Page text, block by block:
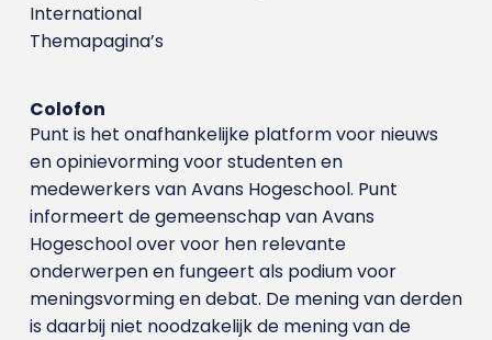
International
Themapagina’s
Colofon
Punt is het onafhankelijke platform voor nieuws
en opinievorming voor studenten en
medewerkers van Avans Hoge­school. Punt
informeert de gemeenschap van Avans
Hogeschool over voor hen relevante
onderwerpen en fungeert als podium voor
meningsvorming en debat. De mening van derden
is daarbij niet noodzakelijk de mening van de